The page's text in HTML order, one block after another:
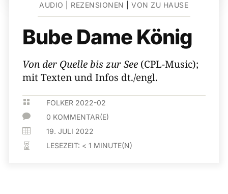
AUDIO REZENSIONEN |VON ZU HAUSE
Bube Dame König
Von der Quelle bis zur See (CPL-Music);
mit Texten und Infos dt./engl.
 FOLKER 2022-02
 0 KOMMENTAR(E)
 19. JULI 2022
 LESEZEIT: < 1 MINUTE(N)